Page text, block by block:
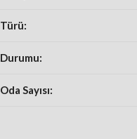
Türü:
Durumu:
Oda Sayısı: